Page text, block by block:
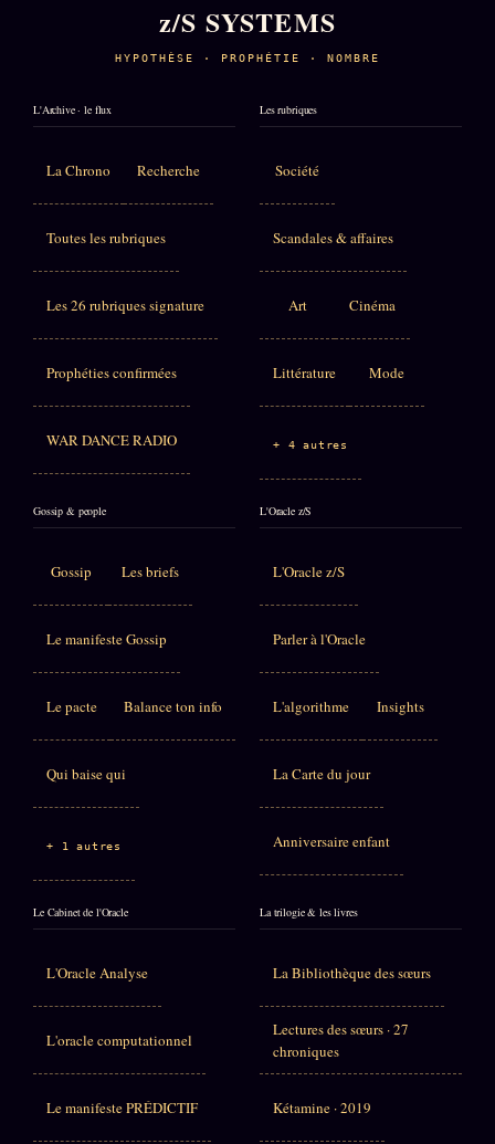
z/S SYSTEMS
HYPOTHÈSE · PROPHÉTIE · NOMBRE
L'Archive · le flux
La Chrono Recherche
Toutes les rubriques
Les 26 rubriques signature
Prophéties confirmées
WAR DANCE RADIO
Les rubriques
Société
Scandales & affaires
Art Cinéma
Littérature Mode
+ 4 autres
Gossip & people
Gossip Les briefs
Le manifeste Gossip
Le pacte Balance ton info
Qui baise qui
+ 1 autres
L'Oracle z/S
L'Oracle z/S
Parler à l'Oracle
L'algorithme Insights
La Carte du jour
Anniversaire enfant
Le Cabinet de l'Oracle
L'Oracle Analyse
L'oracle computationnel
Le manifeste PRÉDICTIF
La trilogie & les livres
La Bibliothèque des sœurs
Lectures des sœurs · 27
chroniques
Kétamine · 2019